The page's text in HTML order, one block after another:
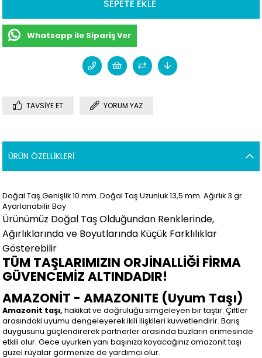
Whatsapp ile Sipariş Ver
TAVSIYE ET YORUM YAZ
ÜRÜN ÖZELLIKLERI
Doğal Taş Genişlik 10 mm. Doğal Taş Uzunluk 13,5 mm. Ağırlık 3 gr.
Ayarlanabilir Boy
Ürünümüz Doğal Taş Olduğundan Renklerinde,
Ağırlıklarında ve Boyutlarında Küçük Farklılıklar
Gösterebilir
TÜM TAŞLARIMIZIN ORJİNALLİĞİ FİRMA
GÜVENCEMİZ ALTINDADIR!
AMAZONİT - AMAZONITE (Uyum Taşı)
Amazonit taşı,hakikat ve doğruluğu simgeleyen bir taştır. Çiftler
arasındaki uyumu dengeleyerek ikili ilişkileri kuvvetlendirir. Barış
duygusunu güçlendirerek partnerler arasında buzların erimesinde
etkili olur. Gece uyurken yanı başınıza koyacağınız amazonit taşı
güzel rüyalar görmenize de yardımcı olur.